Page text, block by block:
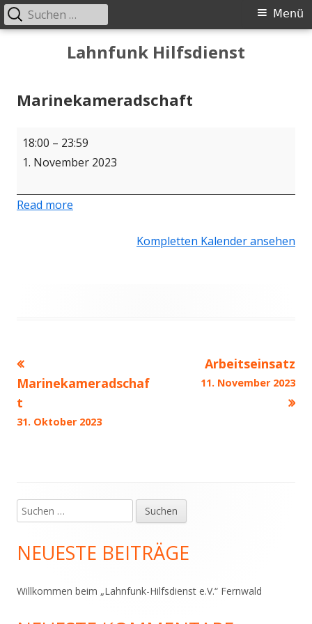
Lahnfunk Hilfsdienst
Primäres
Menü
Suchen
nach:
Marinekameradschaft
Marinekameradschaft
18:00 – 23:59
1. November 2023
Read more
Kompletten Kalender ansehen
Beitragsnavigation
Marinekameradschaf
t
31. Oktober 2023
Arbeitseinsatz
11. November 2023
Haupt-
Seitenleiste
Suchen
nach:
NEUESTE BEITRÄGE
Willkommen beim „Lahnfunk-Hilfsdienst e.V.“ Fernwald